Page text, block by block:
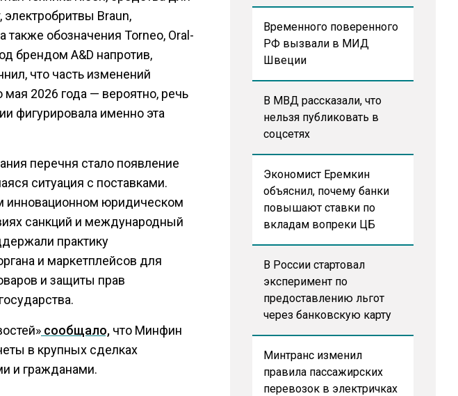
электробритвы Braun,
также обозначения Torneo, Oral-
брендом A&D напротив,
что часть изменений
мая 2026 года — вероятно, речь
фигурировала именно эта
перечня стало появление
ситуация с поставками.
инновационном юридическом
санкций и международный
практику
и маркетплейсов для
и защиты прав
сообщало,что Минфин
в крупных сделках
и гражданами.
Временного поверенного
РФ вызвали в МИД
Швеции
В МВД рассказали, что
нельзя публиковать в
соцсетях
Экономист Еремкин
объяснил, почему банки
повышают ставки по
вкладам вопреки ЦБ
В России стартовал
эксперимент по
предоставлению льгот
через банковскую карту
Минтранс изменил
правила пассажирских
перевозок в электричках